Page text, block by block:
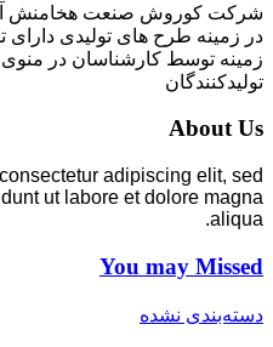
شرکت کوروش صنعت هخامنش
در زمینه طرح های تولیدی دارای
زمینه توسط کارشناسان در
تولیدکنندگان
About Us
adipiscing elit, sed
ut labore et dolore magna
aliqua.
You may Missed
دسته‌بندی نشده